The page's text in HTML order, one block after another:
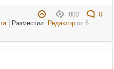
803
0
| Разместил: Редакторот 6